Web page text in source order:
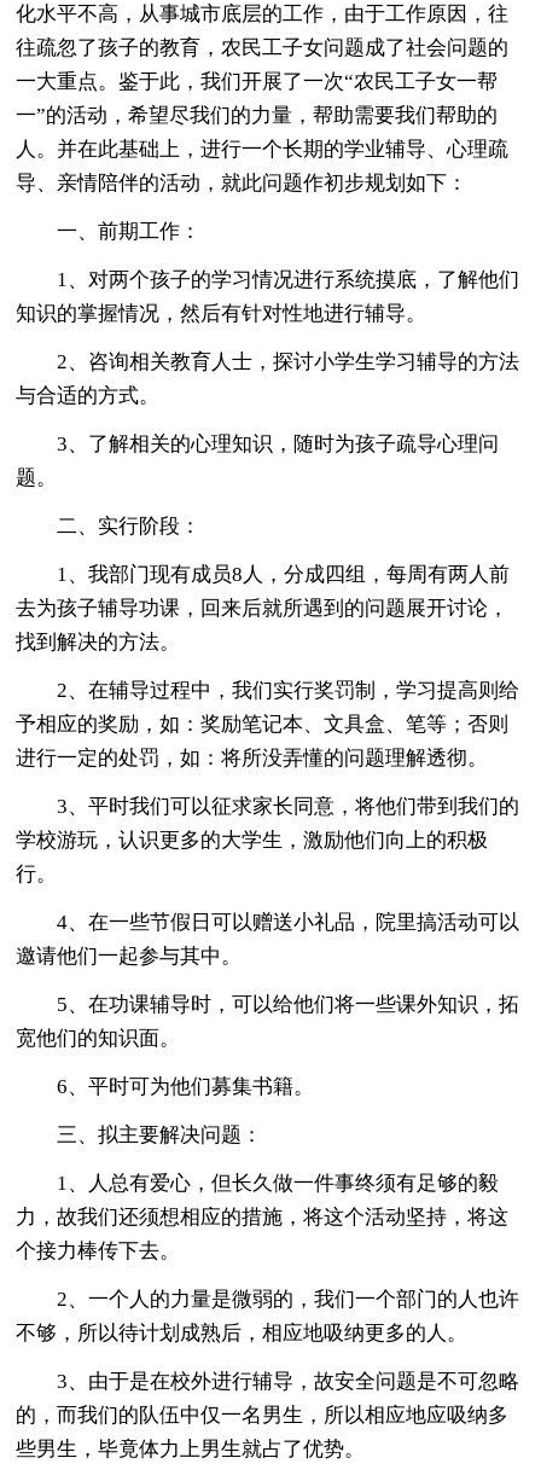
化水平不高，从事城市底层的工作，由于工作原因，往
往疏忽了孩子的教育，农民工子女问题成了社会问题的
一大重点。鉴于此，我们开展了一次“农民工子女一帮
一”的活动，希望尽我们的力量，帮助需要我们帮助的
人。并在此基础上，进行一个长期的学业辅导、心理疏
导、亲情陪伴的活动，就此问题作初步规划如下：
一、前期工作：
1、对两个孩子的学习情况进行系统摸底，了解他们
知识的掌握情况，然后有针对性地进行辅导。
2、咨询相关教育人士，探讨小学生学习辅导的方法
与合适的方式。
3、了解相关的心理知识，随时为孩子疏导心理问
题。
二、实行阶段：
1、我部门现有成员8人，分成四组，每周有两人前
去为孩子辅导功课，回来后就所遇到的问题展开讨论，
找到解决的方法。
2、在辅导过程中，我们实行奖罚制，学习提高则给
予相应的奖励，如：奖励笔记本、文具盒、笔等；否则
进行一定的处罚，如：将所没弄懂的问题理解透彻。
3、平时我们可以征求家长同意，将他们带到我们的
学校游玩，认识更多的大学生，激励他们向上的积极
行。
4、在一些节假日可以赠送小礼品，院里搞活动可以
邀请他们一起参与其中。
5、在功课辅导时，可以给他们将一些课外知识，拓
宽他们的知识面。
6、平时可为他们募集书籍。
三、拟主要解决问题：
1、人总有爱心，但长久做一件事终须有足够的毅
力，故我们还须想相应的措施，将这个活动坚持，将这
个接力棒传下去。
2、一个人的力量是微弱的，我们一个部门的人也许
不够，所以待计划成熟后，相应地吸纳更多的人。
3、由于是在校外进行辅导，故安全问题是不可忽略
的，而我们的队伍中仅一名男生，所以相应地应吸纳多
些男生，毕竟体力上男生就占了优势。